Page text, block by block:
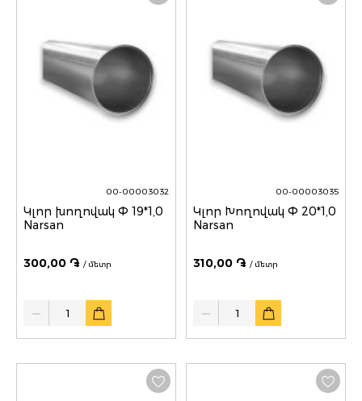
00-00003032
Կլոր խողովակ Փ 19*1,0
Narsan
300,00 ֏ / մետր
Quantity
00-00003035
Կլոր Խողովակ Փ 20*1,0
Narsan
310,00 ֏ / մետր
Quantity